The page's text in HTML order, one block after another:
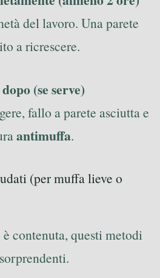
del lavoro. Una parete
a ricrescere.
(se serve)
fallo a parete asciutta e
antimuffa.
(per muffa lieve o
contenuta, questi metodi